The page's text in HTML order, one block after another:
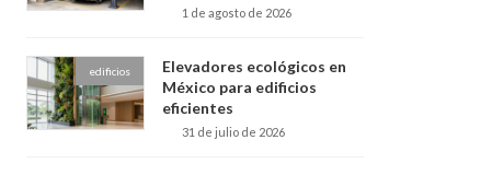
1 de agosto de 2026
edificios
Elevadores ecológicos en
México para edificios
eficientes
31 de julio de 2026